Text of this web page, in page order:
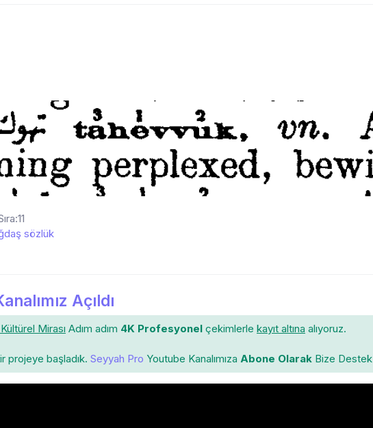
sözlük
Açıldı
Mirası Adım adım 4K Profesyonel çekimlerle kayıt altına alıyoruz.
projeye başladık. Seyyah Pro Youtube Kanalımıza Abone Olarak Bize Destek